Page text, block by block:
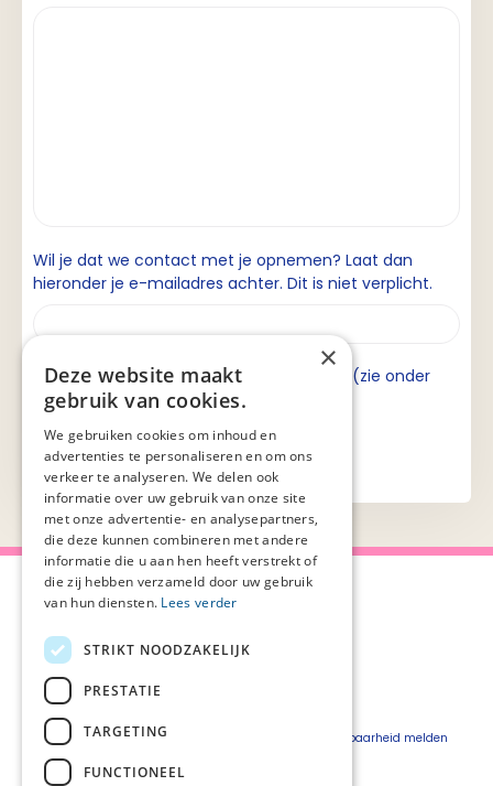
Wil je dat we contact met je opnemen? Laat dan
hieronder je e-mailadres achter. Dit is niet verplicht.
Ik ga akkoord met de privacyverklaring (zie onder
aan de pagina).
Over Palliaweb
Over PZNL
Pers
Vacatures
Privacyverklaring
Beveiligingskwetsbaarheid melden
×
Deze website maakt
gebruik van cookies.
We gebruiken cookies om inhoud en
advertenties te personaliseren en om ons
verkeer te analyseren. We delen ook
informatie over uw gebruik van onze site
met onze advertentie- en analysepartners,
die deze kunnen combineren met andere
informatie die u aan hen heeft verstrekt of
die zij hebben verzameld door uw gebruik
van hun diensten. Lees verder
STRIKT NOODZAKELIJK
PRESTATIE
TARGETING
FUNCTIONEEL